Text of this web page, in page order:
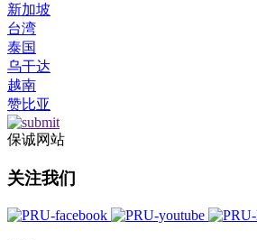
新加坡
台湾
泰国
乌干达
越南
赞比亚
保诚网站
关注我们